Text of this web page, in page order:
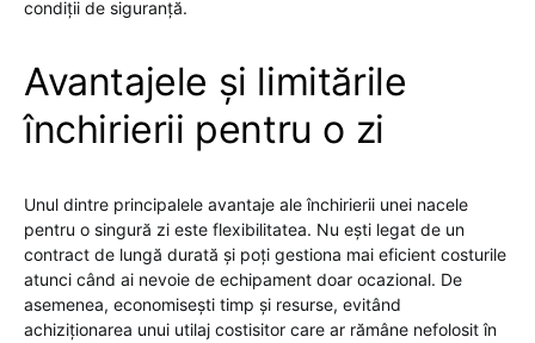
condiții de siguranță.
Avantajele și limitările
închirierii pentru o zi
Unul dintre principalele avantaje ale închirierii unei nacele
pentru o singură zi este flexibilitatea. Nu ești legat de un
contract de lungă durată și poți gestiona mai eficient costurile
atunci când ai nevoie de echipament doar ocazional. De
asemenea, economisești timp și resurse, evitând
achiziționarea unui utilaj costisitor care ar rămâne nefolosit în